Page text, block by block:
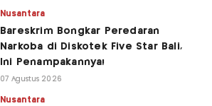
Nusantara
Bareskrim Bongkar Peredaran
Narkoba di Diskotek Five Star Bali,
Ini Penampakannya!
07 Agustus 2026
Nusantara